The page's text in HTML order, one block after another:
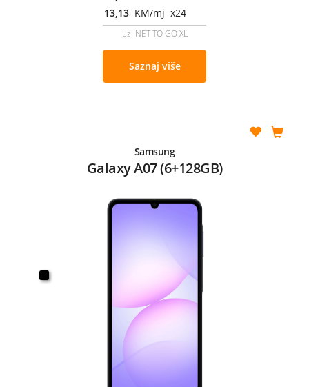
13,13 KM/mj x24
uz NET TO GO XL
Saznaj više
Samsung
Galaxy A07 (6+128GB)